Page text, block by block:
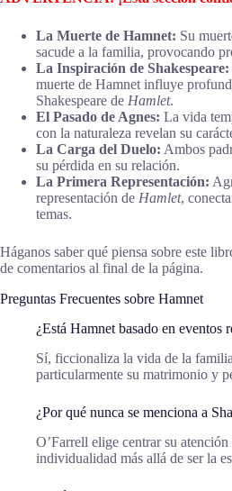
La Muerte de Hamnet: Su
sacude a la familia, provocando
La Inspiración de Shakespeare:
muerte de Hamnet influye
Shakespeare de Hamlet.
El Pasado de Agnes: La vida
con la naturaleza revelan su
La Carga del Duelo: Ambos
su pérdida en su relación.
La Primera Representación:
representación de Hamlet,
temas.
Háganos saber qué piensa sobre este
de comentarios al final de la página.
Preguntas Frecuentes sobre Hamnet
¿Está Hamnet basado en eventos
Sí, ficcionaliza la vida de la
particularmente su matrimonio y
¿Por qué nunca se menciona a
O’Farrell elige centrar su
individualidad más allá de ser la